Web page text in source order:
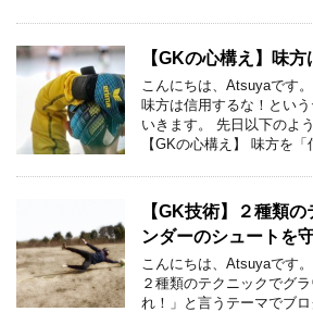
【GKの心構え】味方
こんにちは、Atsuyaです
味方は信用するな！とい
いきます。 先日以下のよ
【GKの心構え】 味方を
【GK技術】２種類
ンダーのシュートを
こんにちは、Atsuyaです
２種類のテクニックでグ
れ！」と言うテーマでブ